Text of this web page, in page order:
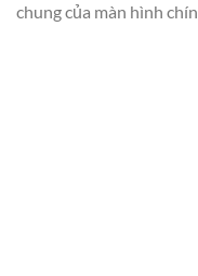
chung của màn hình